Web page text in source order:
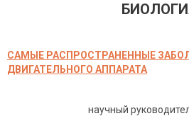
САМЫЕ РАСПРОСТРАНЕННЫЕ
ДВИГАТЕЛЬНОГО АППАРАТА
научный